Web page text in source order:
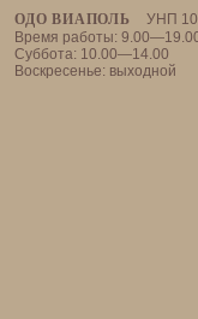
ОДО ВИАПОЛЬ
УНП
Время работы:
Суббота: 10.00—14.00
Воскресенье: выходной